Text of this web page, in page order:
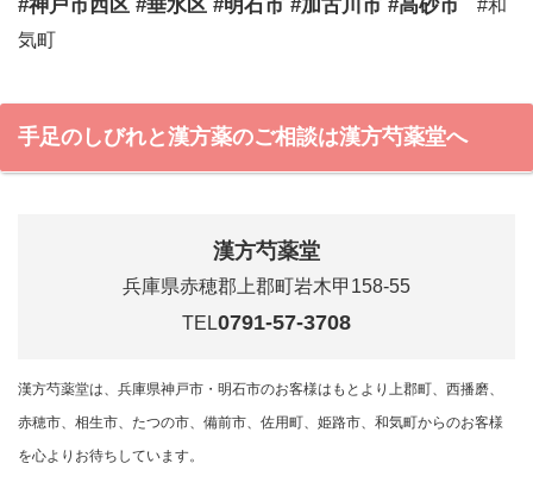
#和
気町
手足のしびれと漢方薬のご相談は漢方芍薬堂へ
漢方芍薬堂
兵庫県赤穂郡上郡町岩木甲158-55
TEL0791-57-3708
漢方芍薬堂は、兵庫県神戸市・明石市のお客様はもとより上郡町、西播磨、
赤穂市、相生市、たつの市、備前市、佐用町、姫路市、和気町からのお客様
を心よりお待ちしています。